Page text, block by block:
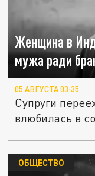
Женщина в
мужа ради
05 АВГУСТА 03:35
Супруги
влюбилась в
ОБЩЕСТВО